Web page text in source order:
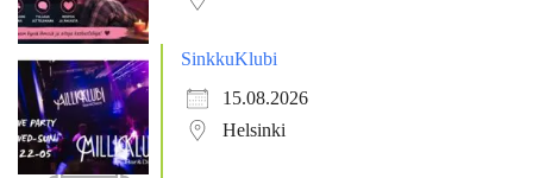
SinkkuKlubi
15.08.2026
Helsinki